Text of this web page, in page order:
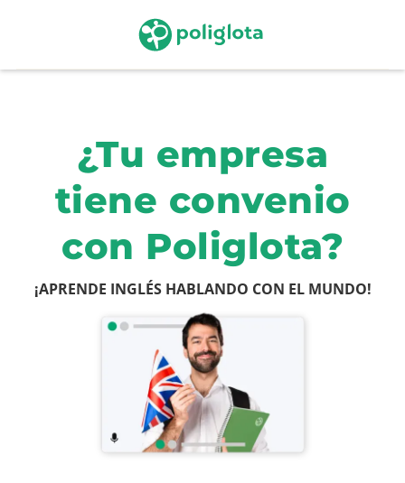
¿Tu empresa
tiene convenio
con Poliglota?
¡APRENDE INGLÉS HABLANDO CON EL MUNDO!